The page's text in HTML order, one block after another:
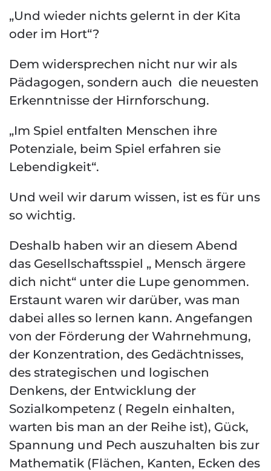
„Und wieder nichts gelernt in der Kita
oder im Hort“?
Dem widersprechen nicht nur wir als
Pädagogen, sondern auch die neuesten
Erkenntnisse der Hirnforschung.
„Im Spiel entfalten Menschen ihre
Potenziale, beim Spiel erfahren sie
Lebendigkeit“.
Und weil wir darum wissen, ist es für uns
so wichtig.
Deshalb haben wir an diesem Abend
das Gesellschaftsspiel „ Mensch ärgere
dich nicht“ unter die Lupe genommen.
Erstaunt waren wir darüber, was man
dabei alles so lernen kann. Angefangen
von der Förderung der Wahrnehmung,
der Konzentration, des Gedächtnisses,
des strategischen und logischen
Denkens, der Entwicklung der
Sozialkompetenz ( Regeln einhalten,
warten bis man an der Reihe ist), Gück,
Spannung und Pech auszuhalten bis zur
Mathematik (Flächen, Kanten, Ecken des